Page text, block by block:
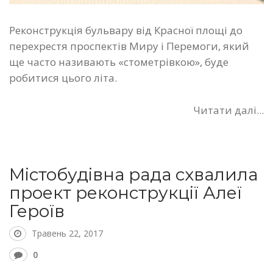
Реконструкція бульвару від Красної площі до
перехрестя проспектів Миру і Перемоги, який
ще часто називають «стометрівкою», буде
робитися цього літа.
Читати далі...
Містобудівна рада схвалила
проект реконструкції Алеї
Героїв
Травень 22, 2017
0